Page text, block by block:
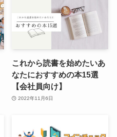
これから読書を始めたいあ
なたにおすすめの本15選
【会社員向け】
2022年11月6日